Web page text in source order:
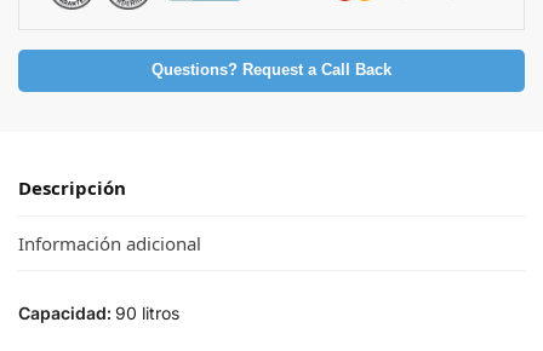
Questions? Request a Call Back
Descripción
Información adicional
Capacidad: 90 litros